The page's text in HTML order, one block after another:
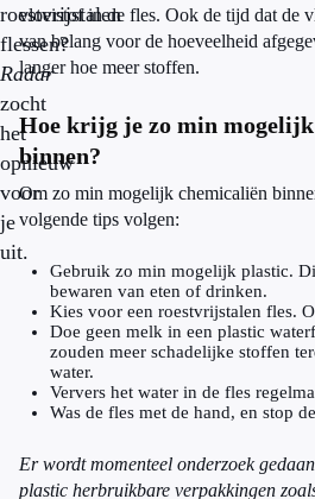
roestvrijstalen
flessen?
Radar
zocht
het
opnieuw
voor
je
uit.
vloeistof in de fles. Ook de tijd dat de
van belang voor de hoeveelheid
langer hoe meer stoffen.
Hoe krijg je zo min
binnen?
Om zo min mogelijk chemicaliën
volgende tips volgen:
Gebruik zo min mogelijk plastic.
bewaren van eten of drinken.
Kies voor een roestvrijstalen fles.
Doe geen melk in een plastic
zouden meer schadelijke stoffen
water.
Ververs het water in de fles
Was de fles met de hand, en stop
Er wordt momenteel onderzoek
plastic herbruikbare verpakkingen